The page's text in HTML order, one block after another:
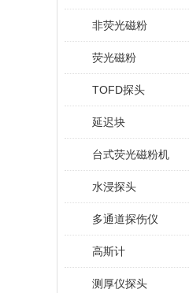
非荧光磁粉
荧光磁粉
TOFD探头
延迟块
台式荧光磁粉机
水浸探头
多通道探伤仪
高斯计
测厚仪探头